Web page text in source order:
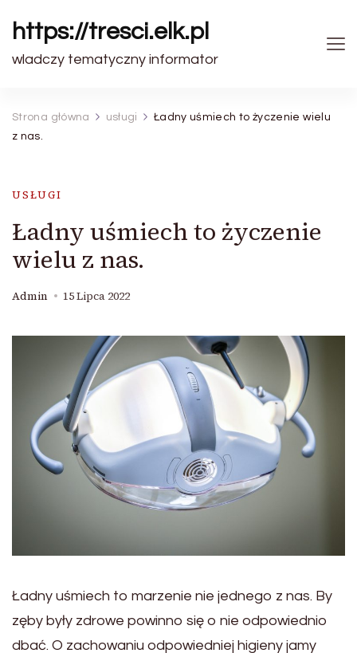
https://tresci.elk.pl
wladczy tematyczny informator
Strona główna usługi
Ładny uśmiech to życzenie wielu
z nas.
USŁUGI
Ładny uśmiech to życzenie
wielu z nas.
Admin 15 Lipca 2022
Ładny uśmiech to marzenie nie jednego z nas. By
zęby były zdrowe powinno się o nie odpowiednio
dbać. O zachowaniu odpowiedniej higieny jamy